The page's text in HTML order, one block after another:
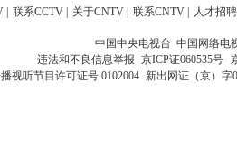
| 联系CCTV | 关于CNTV | 联系CNTV | 人才招聘
中国中央电视台 中国网络电
违法和不良信息举报 京ICP证060535号
视听节目许可证号 0102004 新出网证（京）